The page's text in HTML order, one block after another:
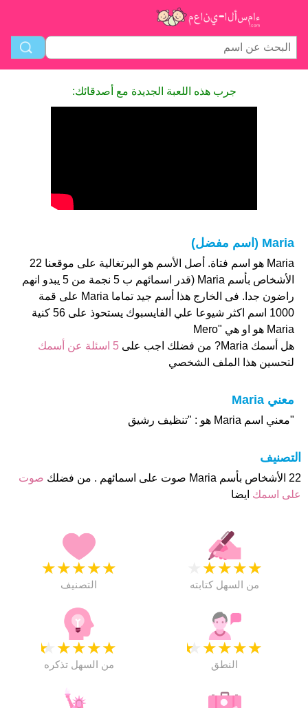
جرب هذه اللعبة الجديدة مع أصدقائك:
Maria (اسم مفضل)
Maria هو اسم فتاة. أصل الأسم هو البرتغالية على موقعنا 22
الأشخاص بأسم Maria (قدر اسمائهم ب 5 نجمة من 5 يبدو انهم
راضون جدا. فى الخارج هذا أسم جيد تماما Maria على قمة
1000 اسم اكثر شيوعا علي الفايسبوك يستحوذ على 56 كنية
Maria هو او هي "Mero
هل أسمك Maria? من فضلك اجب على
5 اسئلة عن أسمك
لتحسين هذا الملف الشخصي
معني Maria
"معني اسم Maria هو : "تنظيف رشيق
التصنيف
22 الأشخاص بأسم Maria صوت على اسمائهم . من فضلك
صوت
على اسمك ايضا
★
★
★
★
★
التصنيف
★
★
★
★
من السهل كتابته
★
★
★
★
★
من السهل تذكره
★
★
★
★
★
النطق